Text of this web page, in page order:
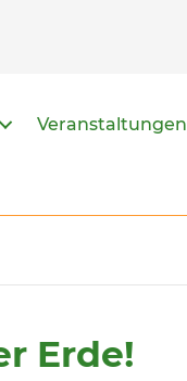
Veranstaltungen
Erde!